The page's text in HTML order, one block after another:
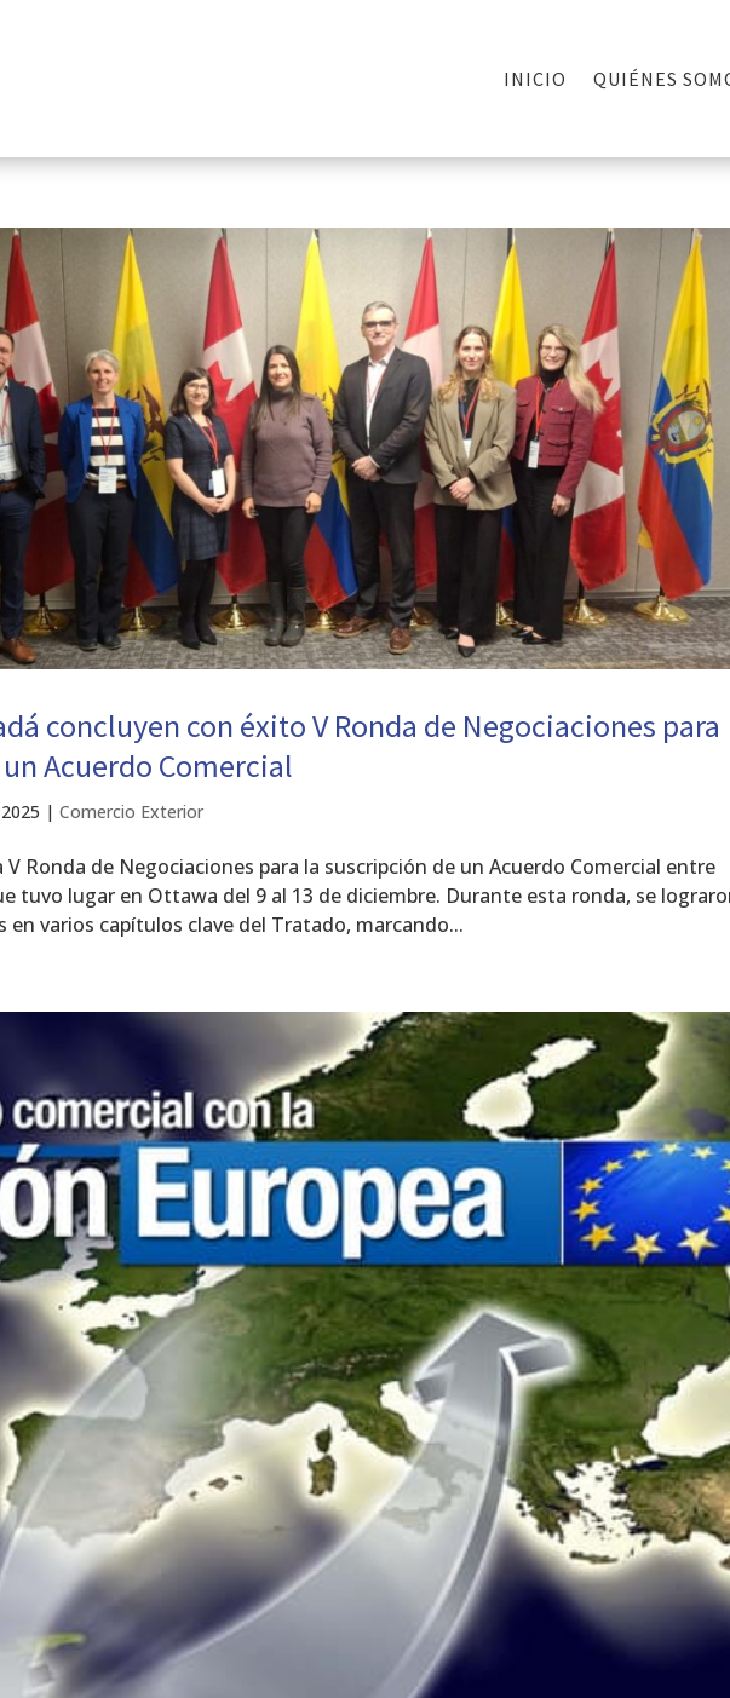
INICIO QUIÉNES
concluyen con éxito V Ronda de Negociaciones para
Acuerdo Comercial
|Comercio Exterior
Ronda de Negociaciones para la suscripción de un Acuerdo Comercial entre
tuvo lugar en Ottawa del 9 al 13 de diciembre. Durante esta ronda, se
en varios capítulos clave del Tratado, marcando...